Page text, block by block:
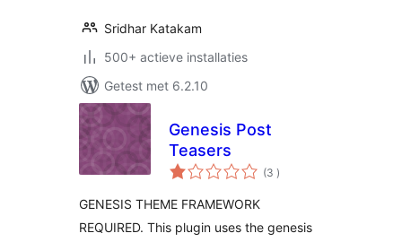
Sridhar Katakam
500+ actieve installaties
Getest met 6.2.10
Genesis Post
Teasers
(3 aantal
beoordelingen
)
GENESIS THEME FRAMEWORK
REQUIRED. This plugin uses the genesis